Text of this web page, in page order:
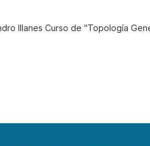
Illanes Curso de "Topología